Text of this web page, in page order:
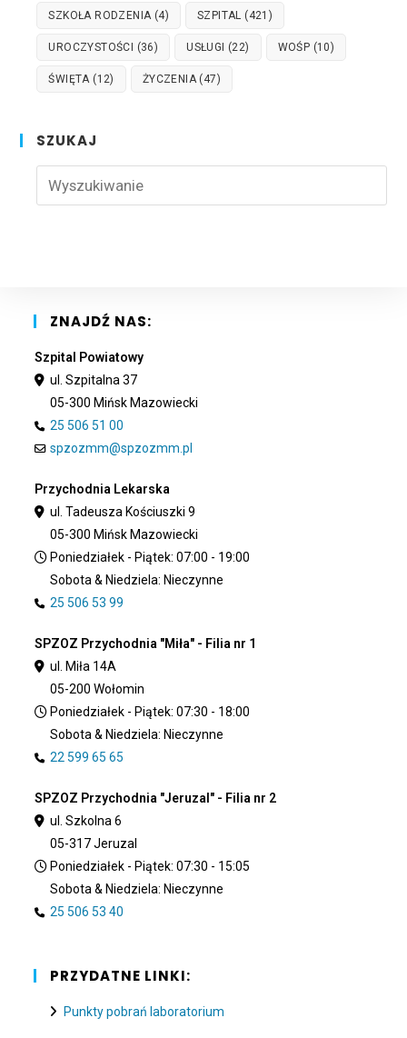
SZKOŁA RODZENIA (4) SZPITAL (421)
UROCZYSTOŚCI (36) USŁUGI (22) WOŚP (10)
ŚWIĘTA (12) ŻYCZENIA (47)
SZUKAJ
ZNAJDŹ NAS:
Szpital Powiatowy
ul. Szpitalna 37
05-300 Mińsk Mazowiecki
25 506 51 00
spzozmm@spzozmm.pl
Przychodnia Lekarska
ul. Tadeusza Kościuszki 9
05-300 Mińsk Mazowiecki
Poniedziałek - Piątek: 07:00 - 19:00
Sobota & Niedziela: Nieczynne
25 506 53 99
SPZOZ Przychodnia "Miła" - Filia nr 1
ul. Miła 14A
05-200 Wołomin
Poniedziałek - Piątek: 07:30 - 18:00
Sobota & Niedziela: Nieczynne
22 599 65 65
SPZOZ Przychodnia "Jeruzal" - Filia nr 2
ul. Szkolna 6
05-317 Jeruzal
Poniedziałek - Piątek: 07:30 - 15:05
Sobota & Niedziela: Nieczynne
25 506 53 40
PRZYDATNE LINKI:
Punkty pobrań laboratorium